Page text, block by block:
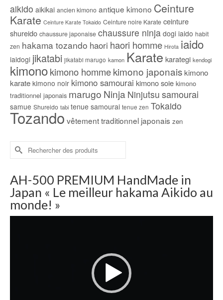
aikido aikikai ancien kimono antique kimono Ceinture
Karate Ceinture Karate Tokaido Ceinture noire Karate ceinture
shureido chaussure japonaise chaussure ninja dogi iaido habit
zen hakama tozando haori haori homme Hirota iaido
iaidogi jikatabi jikatabi marugo kamon Karate karategi kendogi
kimonokimono hommekimono japonais kimono
karate kimono noir kimono samourai kimono soie kimono
traditionnel japonais marugo Ninja Ninjutsu samourai
samue Shureido tabi tenue samourai tenue zen Tokaido
Tozando vêtement traditionnel japonais zen
Rechercher :
AH-500 PREMIUM HandMade in
Japan « Le meilleur hakama Aikido au
monde! »